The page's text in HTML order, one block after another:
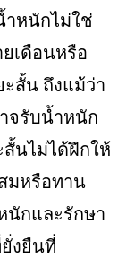
หนักไม่ใช่
เดือนหรือ
สั้น ถึงแม้ว่า
จรับน้ำหนัก
นไม่ได้ฝึกให้
มหรือทาน
นักและรักษา
งยืนที่